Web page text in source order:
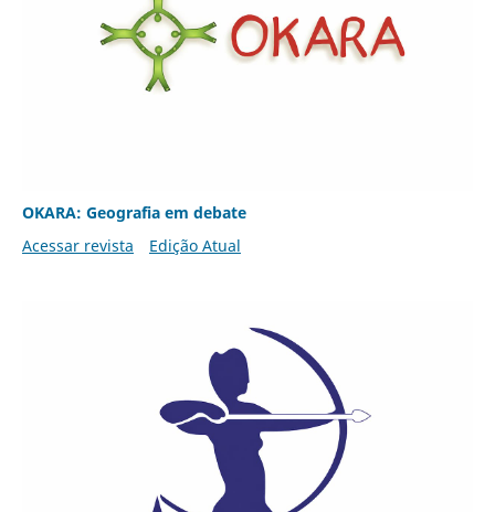
OKARA: Geografia em debate
Acessar revista
Edição Atual